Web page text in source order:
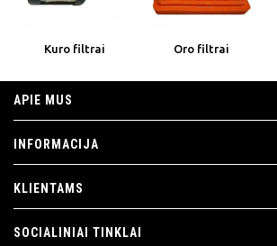
Kuro filtrai Oro filtrai
APIE MUS
INFORMACIJA
KLIENTAMS
SOCIALINIAI TINKLAI